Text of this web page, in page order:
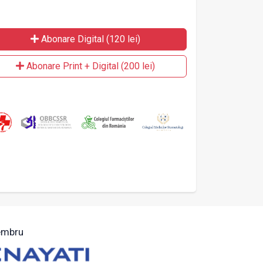
Abonare Digital (120 lei)
Abonare Print + Digital (200 lei)